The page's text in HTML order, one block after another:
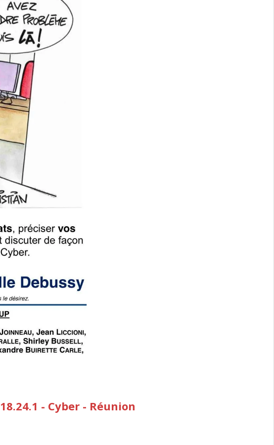
18.24.1 - Cyber - Réunion